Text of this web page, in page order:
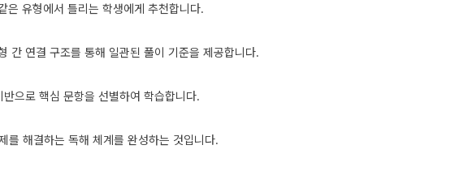
은 유형에서 틀리는 학생에게 추천합니다.
간 연결 구조를 통해 일관된 풀이 기준을 제공합니다.
으로 핵심 문항을 선별하여 학습합니다.
를 해결하는 독해 체계를 완성하는 것입니다.